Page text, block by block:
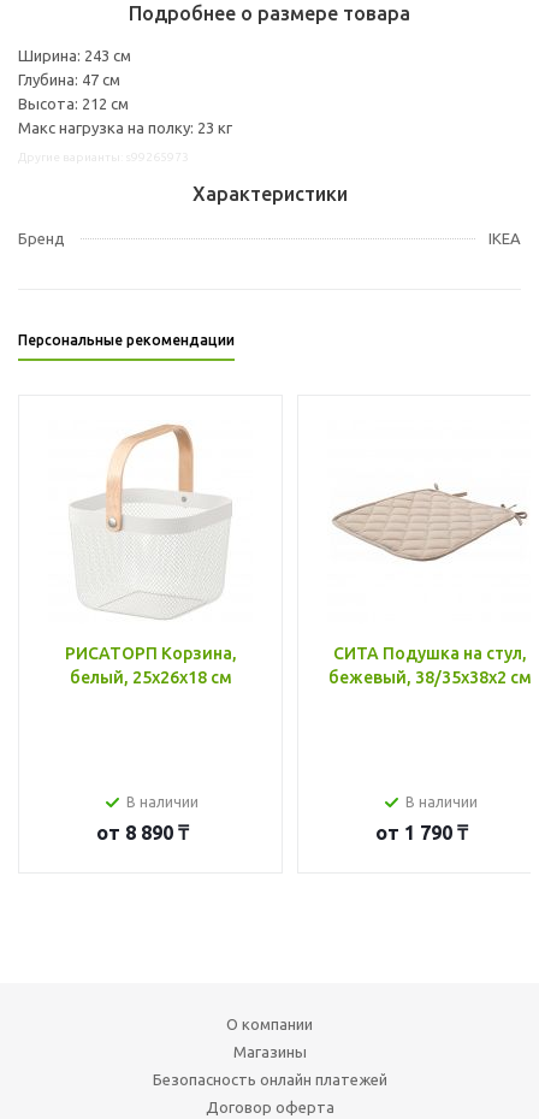
Подробнее о размере товара
Ширина: 243 см
Глубина: 47 см
Высота: 212 см
Макс нагрузка на полку: 23 кг
Характеристики
Бренд IKEA
Персональные рекомендации
РИСАТОРП Корзина,
белый, 25x26x18 см
В наличии
от 8 890 ₸
СИТА Подушка на стул,
бежевый, 38/35x38x2 см
В наличии
от 1 790 ₸
О компании
Магазины
Безопасность онлайн платежей
Договор оферта